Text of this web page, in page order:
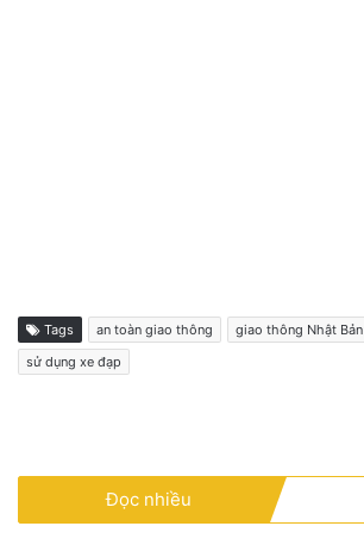
Tags an toàn giao thông giao thông Nhật Bản
sử dụng xe đạp
Đọc nhiều